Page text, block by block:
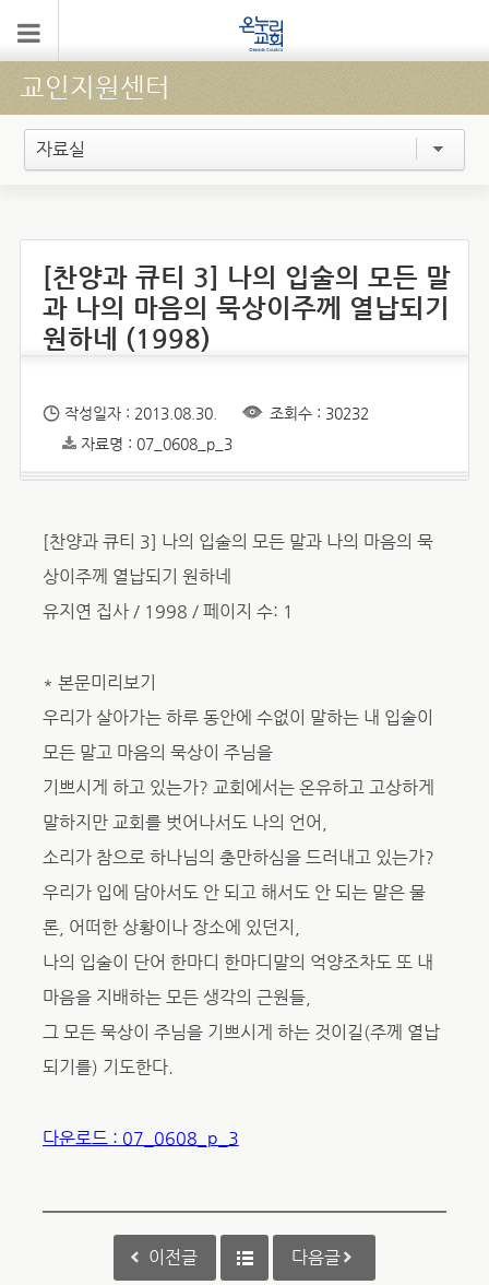
교인지원센터
자료실
[찬양과 큐티 3] 나의 입술의 모든 말
과 나의 마음의 묵상이주께 열납되기
원하네 (1998)
작성일자 : 2013.08.30.
조회수 : 30232
자료명 : 07_0608_p_3
[찬양과 큐티 3] 나의 입술의 모든 말과 나의 마음의 묵
상이주께 열납되기 원하네
유지연 집사 / 1998 / 페이지 수: 1
* 본문미리보기
우리가 살아가는 하루 동안에 수없이 말하는 내 입술이
모든 말고 마음의 묵상이 주님을
기쁘시게 하고 있는가? 교회에서는 온유하고 고상하게
말하지만 교회를 벗어나서도 나의 언어,
소리가 참으로 하나님의 충만하심을 드러내고 있는가?
우리가 입에 담아서도 안 되고 해서도 안 되는 말은 물
론, 어떠한 상황이나 장소에 있던지,
나의 입술이 단어 한마디 한마디말의 억양조차도 또 내
마음을 지배하는 모든 생각의 근원들,
그 모든 묵상이 주님을 기쁘시게 하는 것이길(주께 열납
되기를) 기도한다.
다운로드 : 07_0608_p_3
이전글 다음글